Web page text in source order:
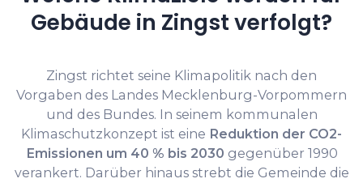
Gebäude in Zingst verfolgt?
Zingst richtet seine Klimapolitik nach den
Vorgaben des Landes Mecklenburg-Vorpommern
und des Bundes. In seinem kommunalen
Klimaschutzkonzept ist eine Reduktion der CO2-
Emissionen um 40 % bis 2030 gegenüber 1990
verankert. Darüber hinaus strebt die Gemeinde die